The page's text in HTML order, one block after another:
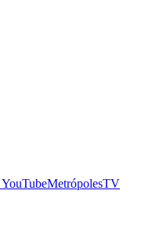
YouTubeMetrópolesTV